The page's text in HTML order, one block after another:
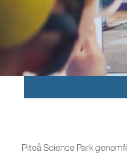
Piteå Science Park